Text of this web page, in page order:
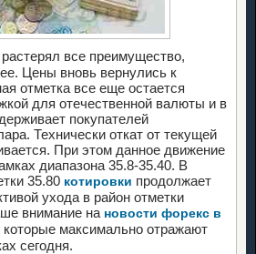
растерял все преимущество,
Цены вновь вернулись к
отметка все еще остается
для отечественной валюты и в
покупателей
Технически откат от текущей
При этом данное движение
диапазона 35.8-35.40. В
35.80 котировки продолжает
ухода в район отметки
внимание на новости форекс в
которые максимально отражают
сегодня.